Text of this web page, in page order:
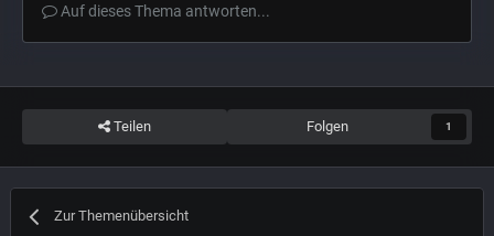
Auf dieses Thema antworten...
Teilen Folgen 1
Zur Themenübersicht